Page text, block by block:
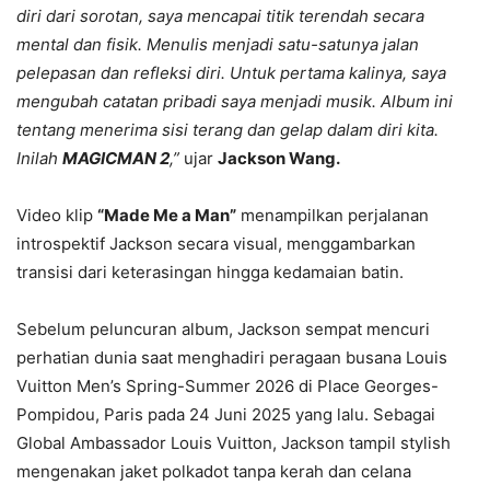
diri dari sorotan, saya mencapai titik terendah secara
mental dan fisik. Menulis menjadi satu-satunya jalan
pelepasan dan refleksi diri. Untuk pertama kalinya, saya
mengubah catatan pribadi saya menjadi musik. Album ini
tentang menerima sisi terang dan gelap dalam diri kita.
Inilah MAGICMAN 2,” ujar Jackson Wang.
Video klip “Made Me a Man” menampilkan perjalanan
introspektif Jackson secara visual, menggambarkan
transisi dari keterasingan hingga kedamaian batin.
Sebelum peluncuran album, Jackson sempat mencuri
perhatian dunia saat menghadiri peragaan busana Louis
Vuitton Men’s Spring-Summer 2026 di Place Georges-
Pompidou, Paris pada 24 Juni 2025 yang lalu. Sebagai
Global Ambassador Louis Vuitton, Jackson tampil stylish
mengenakan jaket polkadot tanpa kerah dan celana